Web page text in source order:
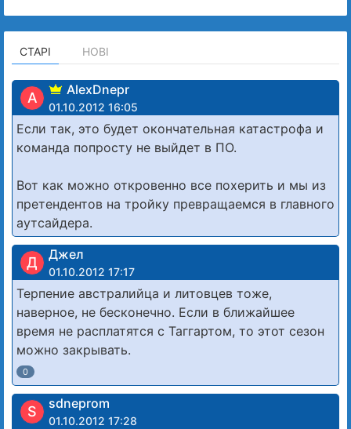
СТАРІ НОВІ
A AlexDnepr
01.10.2012 16:05
Если так, это будет окончательная катастрофа и
команда попросту не выйдет в ПО.
Вот как можно откровенно все похерить и мы из
претендентов на тройку превращаемся в главного
аутсайдера.
Д Джел
01.10.2012 17:17
Терпение австралийца и литовцев тоже,
наверное, не бесконечно. Если в ближайшее
время не расплатятся с Таггартом, то этот сезон
можно закрывать.
0
S sdneprom
01.10.2012 17:28